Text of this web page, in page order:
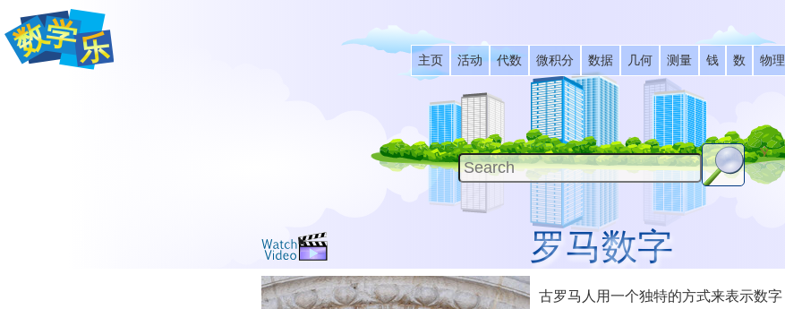
主页 活动 代数 微积分 数据 几何 测量 钱 数 物理
罗马数字
古罗马人用一个独特的方式来表示数字